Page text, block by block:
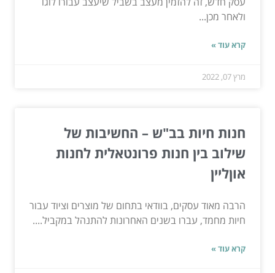
ולאחר מכן...
קרא עוד »
מרץ 07, 2022
חנות חיות בב"ש – החשיבות של
שילוב בין חנות פרונטאלית לחנות
אוןליין
הרבה מאוד עסקים, בוודאי בתחום של מוצרים וציוד עבור
חיות מחמד, עברו בשנים האחרונות להתנהל במקביל....
קרא עוד »